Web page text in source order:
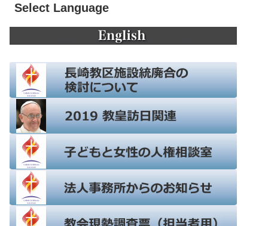
Select Language